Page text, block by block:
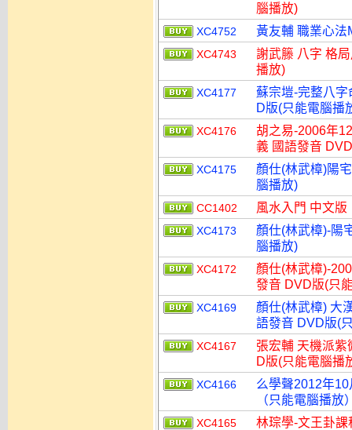
腦播放)
XC4752 黃友輔 職業心法
XC4743
謝武籐 八字 格
播放)
XC4177
蘇宗塏-完整八
D版(只能電腦播
XC4176
胡之易-2006年
義 國語發音
XC4175
顏仕(林武樟)陽
腦播放)
CC1402 風水入門 中文版
XC4173
顏仕(林武樟)-陽
腦播放)
XC4172
顏仕(林武樟)-
發音 DVD版(只
XC4169
顏仕(林武樟) 大
語發音 DVD版(
XC4167
張宏輔 天機派
D版(只能電腦播
XC4166
么學聲2012年
（只能電腦播放
XC4165
林琮學-文王卦